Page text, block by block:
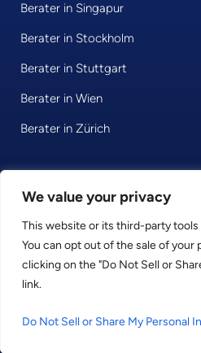
We value your privacy
This website or its third-party
You can opt out of the sale of your
clicking on the "Do Not Sell or
link.
Do Not Sell or Share My Personal
Berater in Singapur
Berater in Stockholm
Berater in Stuttgart
Berater in Wien
Berater in Zürich
Datenschutzerklärung
Impressum
Geschäftsbedingungen
© 2026 • Consultport GmbH
LinkedInFacebookInstagram